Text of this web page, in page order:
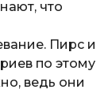
что
Пирс и
по этому
ведь они